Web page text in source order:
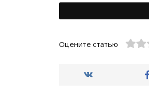
Оцените статью